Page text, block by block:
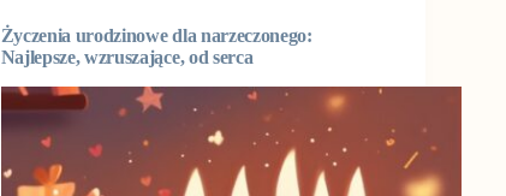
Życzenia urodzinowe dla narzeczonego:
Najlepsze, wzruszające, od serca